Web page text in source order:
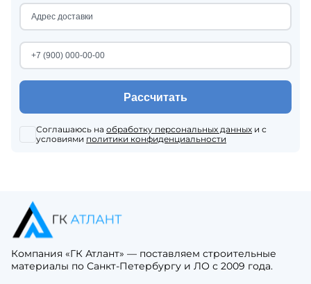
Рассчитать
Соглашаюсь на обработку персональных данных и с
условиями политики конфиденциальности
Компания «ГК Атлант» — поставляем строительные
материалы по Санкт-Петербургу и ЛО с 2009 года.